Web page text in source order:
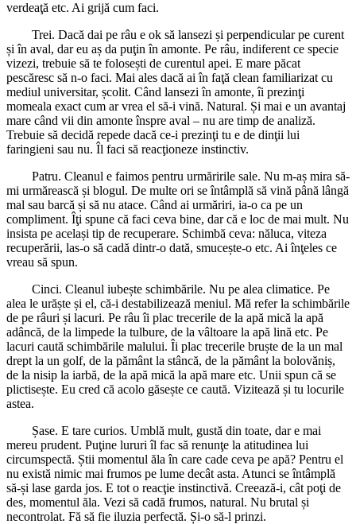
verdeaţă etc. Ai grijă cum faci.
Trei. Dacă dai pe râu e ok să lansezi și perpendicular pe curent
și în aval, dar eu aș da puţin în amonte. Pe râu, indiferent ce specie
vizezi, trebuie să te folosești de curentul apei. E mare păcat
pescăresc să n-o faci. Mai ales dacă ai în faţă clean familiarizat cu
mediul universitar, școlit. Când lansezi în amonte, îi prezinţi
momeala exact cum ar vrea el să-i vină. Natural. Și mai e un avantaj
mare când vii din amonte înspre aval – nu are timp de analiză.
Trebuie să decidă repede dacă ce-i prezinţi tu e de dinţii lui
faringieni sau nu. Îl faci să reacţioneze instinctiv.
Patru. Cleanul e faimos pentru urmăririle sale. Nu m-aș mira să-
mi urmărească și blogul. De multe ori se întâmplă să vină până lângă
mal sau barcă și să nu atace. Când ai urmăriri, ia-o ca pe un
compliment. Îţi spune că faci ceva bine, dar că e loc de mai mult. Nu
insista pe același tip de recuperare. Schimbă ceva: năluca, viteza
recuperării, las-o să cadă dintr-o dată, smucește-o etc. Ai înţeles ce
vreau să spun.
Cinci. Cleanul iubește schimbările. Nu pe alea climatice. Pe
alea le urăște și el, că-i destabilizează meniul. Mă refer la schimbările
de pe râuri și lacuri. Pe râu îi plac trecerile de la apă mică la apă
adâncă, de la limpede la tulbure, de la vâltoare la apă lină etc. Pe
lacuri caută schimbările malului. Îi plac trecerile bruște de la un mal
drept la un golf, de la pământ la stâncă, de la pământ la bolovăniș,
de la nisip la iarbă, de la apă mică la apă mare etc. Unii spun că se
plictisește. Eu cred că acolo găsește ce caută. Vizitează și tu locurile
astea.
Șase. E tare curios. Umblă mult, gustă din toate, dar e mai
mereu prudent. Puţine lururi îl fac să renunţe la atitudinea lui
circumspectă. Știi momentul ăla în care cade ceva pe apă? Pentru el
nu există nimic mai frumos pe lume decât asta. Atunci se întâmplă
să-și lase garda jos. E tot o reacţie instinctivă. Creează-i, cât poţi de
des, momentul ăla. Vezi să cadă frumos, natural. Nu brutal și
necontrolat. Fă să fie iluzia perfectă. Și-o să-l prinzi.